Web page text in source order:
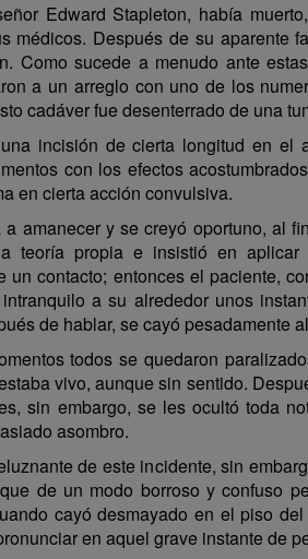
Edward Stapleton, había
médicos. Después de su aparente
Como sucede a menudo ante
a un arreglo con uno de los
cadáver fue desenterrado de una
incisión de cierta longitud en el
con los efectos
en cierta acción convulsiva.
a amanecer y se creyó oportuno, al
teoría propia e insistió en
un contacto; entonces el paciente,
a su alrededor unos
de hablar, se cayó pesadamente
todos se quedaron
vivo, aunque sin sentido.
sin embargo, se les ocultó toda
asombro.
de este incidente, sin
de un modo borroso y confuso
cayó desmayado en el piso
en aquel grave instante de